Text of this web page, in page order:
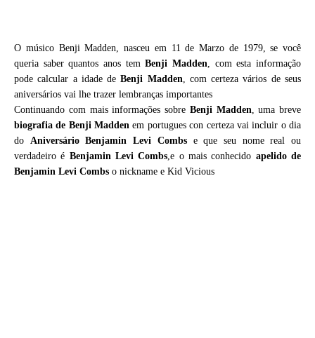
O músico Benji Madden, nasceu em 11 de Marzo de 1979, se você
queria saber quantos anos temBenji Madden, com esta informação
pode calcular a idade deBenji Madden, com certeza vários de seus
aniversários vai lhe trazer lembranças importantes
Continuando com mais informações sobre Benji Madden, uma breve
biografia de Benji Madden em portugues con certeza vai incluir o dia
do Aniversário Benjamin Levi Combse que seu nome real ou
verdadeiro é Benjamin Levi Combs,e o mais conhecido apelido de
Benjamin Levi Combs o nickname e Kid Vicious